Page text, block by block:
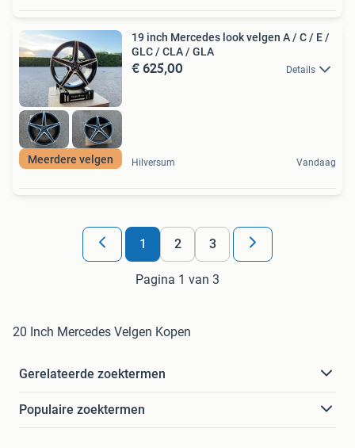
Meerdere velgen
19 inch Mercedes look velgen A / C / E /
GLC / CLA / GLA
€ 625,00 Details
Hilversum Vandaag
1 2 3
Pagina 1 van 3
20 Inch Mercedes Velgen Kopen
Gerelateerde zoektermen
Populaire zoektermen